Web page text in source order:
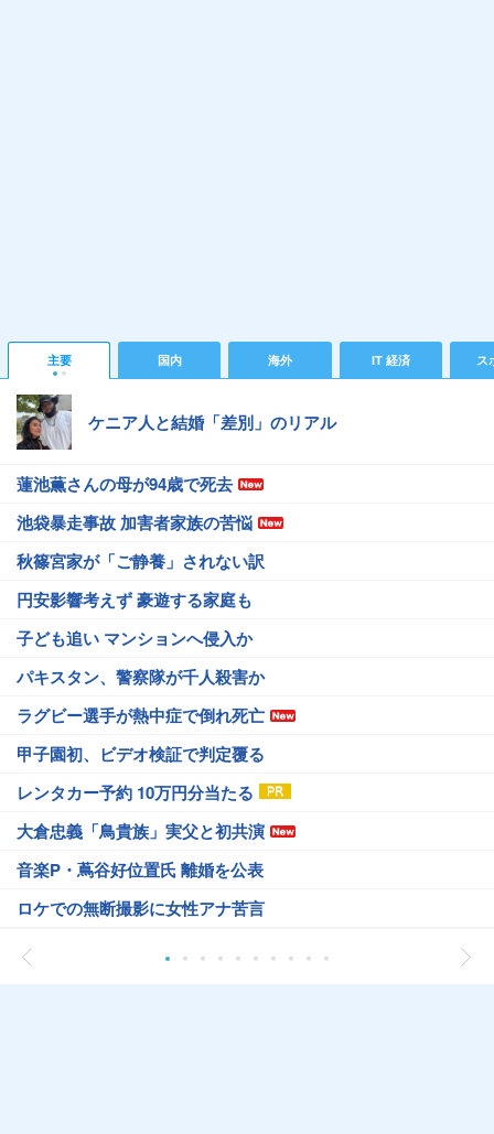
主要 国内 海外 IT 経済 ス
ケニア人と結婚「差別」のリアル
蓮池薫さんの母が94歳で死去
池袋暴走事故 加害者家族の苦悩
秋篠宮家が「ご静養」されない訳
円安影響考えず 豪遊する家庭も
子ども追い マンションへ侵入か
パキスタン、警察隊が千人殺害か
ラグビー選手が熱中症で倒れ死亡
甲子園初、ビデオ検証で判定覆る
レンタカー予約 10万円分当たる
大倉忠義「鳥貴族」実父と初共演
音楽P・蔦谷好位置氏 離婚を公表
ロケでの無断撮影に女性アナ苦言